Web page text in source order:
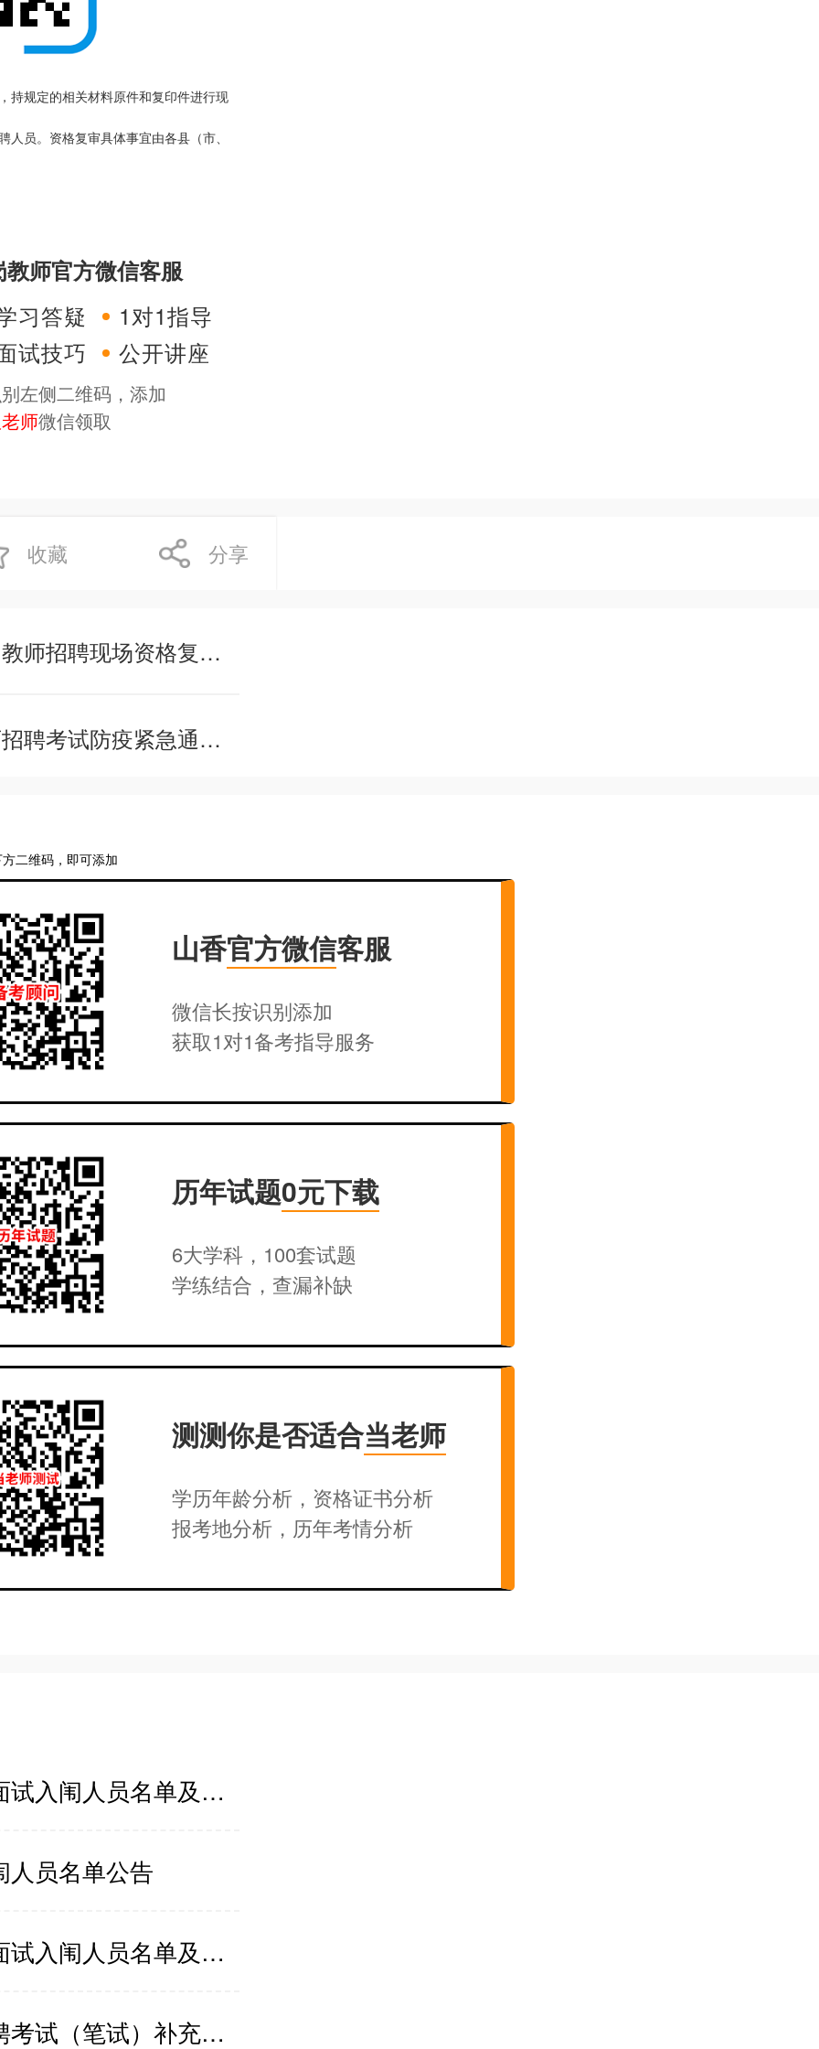
持规定的相关材料原件和复印件进行现
员。资格复审具体事宜由各县（市、
师官方微信客服
习答疑
1对1指导
试技巧
公开讲座
左侧二维码，添加
师微信领取
收藏 分享
2022年安徽宿州埇桥区特岗教师招聘现场资格复审公告
2022年河南周口市特岗教师招聘考试防疫紧急通知（8月16日）
二维码，即可添加
山香官方微信客服
微信长按识别添加
获取1对1备考指导服务
历年试题0元下载
6大学科，100套试题
学练结合，查漏补缺
测测你是否适合当老师
学历年龄分析，资格证书分析
报考地分析，历年考情分析
2024年江西省特岗教师招聘第一批面试入闱人员名单及网上调剂公告
人员名单公告
2023年江西省特岗教师招聘第一批面试入闱人员名单及网上调剂公告
2022年江西省中小学及特岗教师招聘考试（笔试）补充公告